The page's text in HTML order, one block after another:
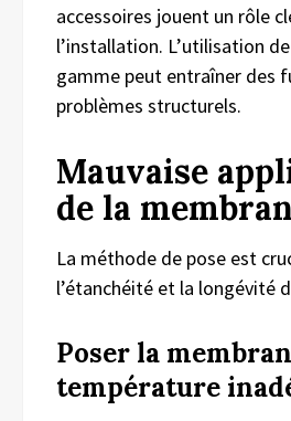
accessoires jouent un rôle
l’installation. L’utilisation
gamme peut entraîner des
problèmes structurels.
Mauvaise
de la
La méthode de pose est
l’étanchéité et la longévité
Poser la
température